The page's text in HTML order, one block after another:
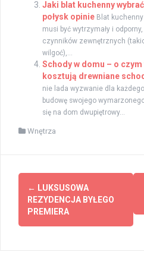
Jaki blat kuchenny
połysk opinie Blat
musi być wytrzymały i
czynników zewnętrznych
wilgoć),...
Schody w domu – o
kosztują drewniane
nie lada wyzwanie dla
budowę swojego
się na dom dwupiętrowy...
Wnętrza
Zobacz
wpisy
← LUKSUSOWA
REZYDENCJA BYŁEGO
PREMIERA